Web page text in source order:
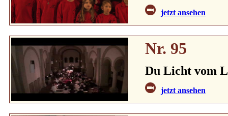
jetzt ansehen
Nr. 95
Du Licht vom
jetzt ansehen